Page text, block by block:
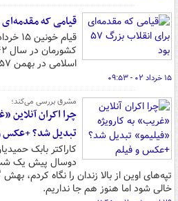
قیامی که مقدمه‌ای
قیام
اسلامی در بهمن ۵٧ بود.
۱۵ خرداد ۰۲ - ۰۹:۵۳
مشرق بررسی می‌کند؛
چرا اکران آنلاین
تبدیل شد؟ +عکس
کاراکتر بابک
دوسال پیش یک شب
تپه‌های اوین از بالا زندان را نگاه کردم،
خالی شود اما هنوز هم جا نداریم.